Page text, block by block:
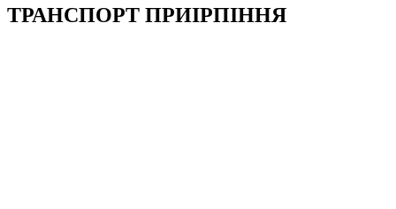
ТРАНСПОРТ ПРИІРПІННЯ